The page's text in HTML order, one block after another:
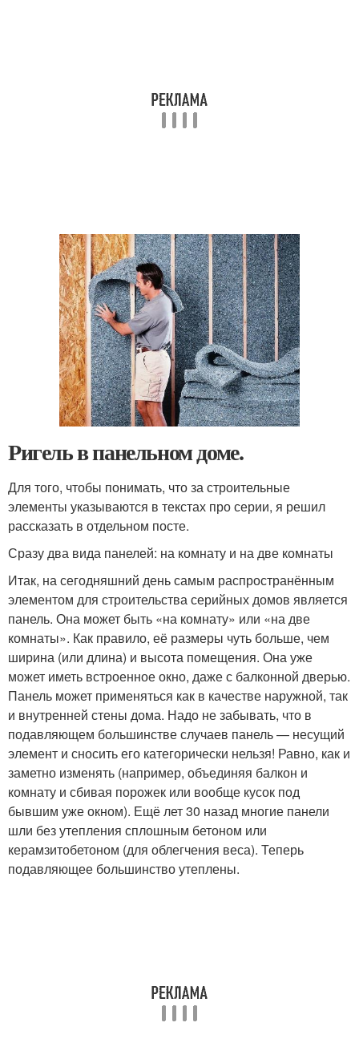
Ригель в панельном доме.
Для того, чтобы понимать, что за строительные
элементы указываются в текстах про серии, я решил
рассказать в отдельном посте.
Сразу два вида панелей: на комнату и на две комнаты
Итак, на сегодняшний день самым распространённым
элементом для строительства серийных домов является
панель. Она может быть «на комнату» или «на две
комнаты». Как правило, её размеры чуть больше, чем
ширина (или длина) и высота помещения. Она уже
может иметь встроенное окно, даже с балконной дверью.
Панель может применяться как в качестве наружной, так
и внутренней стены дома. Надо не забывать, что в
подавляющем большинстве случаев панель — несущий
элемент и сносить его категорически нельзя! Равно, как и
заметно изменять (например, объединяя балкон и
комнату и сбивая порожек или вообще кусок под
бывшим уже окном). Ещё лет 30 назад многие панели
шли без утепления сплошным бетоном или
керамзитобетоном (для облегчения веса). Теперь
подавляющее большинство утеплены.